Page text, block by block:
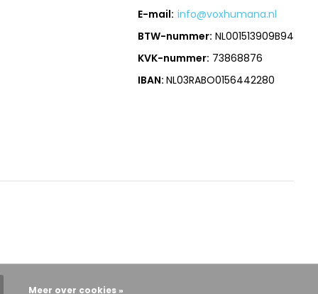
E-mail: info@voxhumana.nl
BTW-nummer: NL001513909B94
KVK-nummer: 73868876
IBAN:NL03RABO0156442280
Meer over cookies »